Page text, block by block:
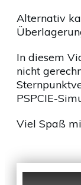
Alternativ
In diesem
nicht
PSPCIE-
Viel Spaß